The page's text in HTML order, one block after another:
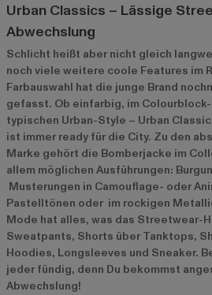
Urban Classics – Lässige
Abwechslung
Schlicht heißt aber nicht gleich
noch viele weitere coole Features im
Farbauswahl hat die junge Brand
gefasst. Ob einfarbig, im
typischen Urban-Style – Urban
ist immer ready für die City. Zu den
Marke gehört die Bomberjacke im
allem möglichen Ausführungen:
Musterungen in Camouflage- oder
Pastelltönen oder im rockigen
Mode hat alles, was das Streetwear-
Sweatpants, Shorts über Tanktops,
Hoodies, Longsleeves und Sneaker.
jeder fündig, denn Du bekommst
Abwechslung!